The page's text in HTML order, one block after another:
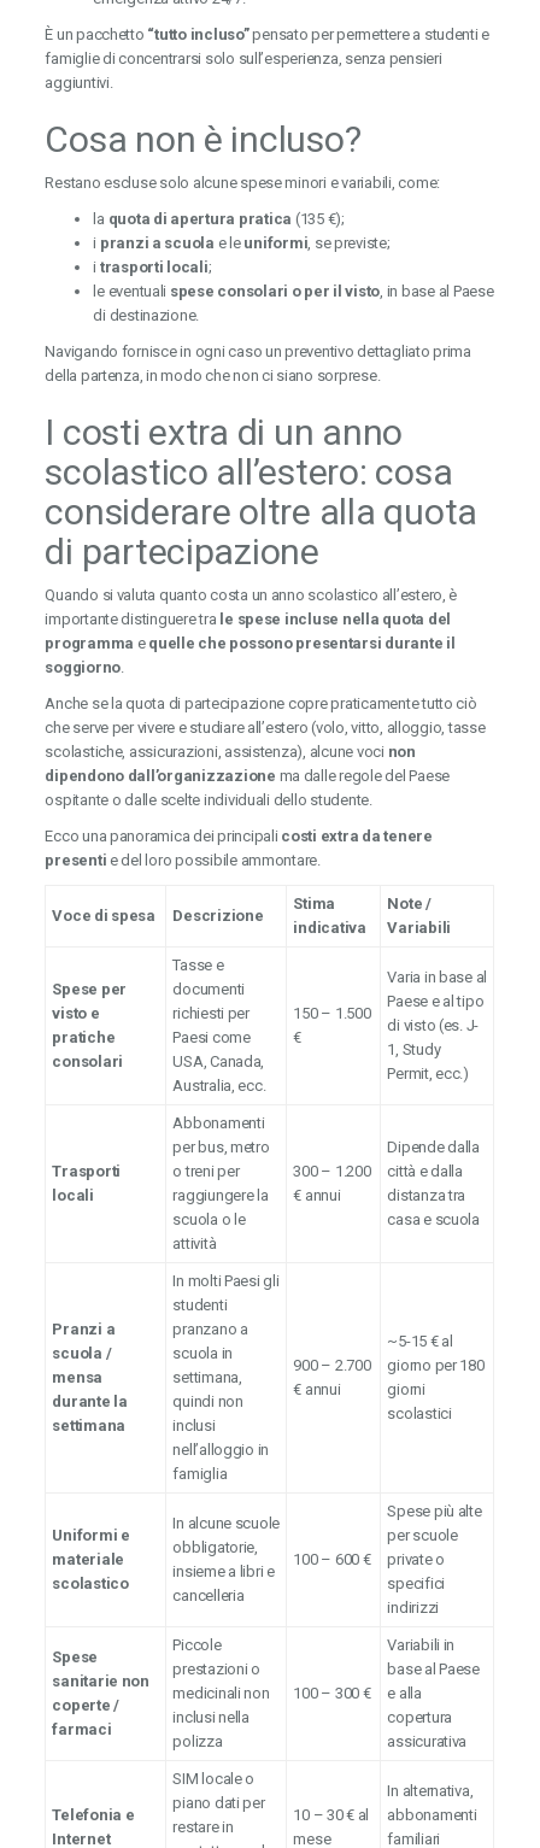
È un pacchetto “tutto incluso”pensato per permettere a studenti e
famiglie di concentrarsi solo sull’esperienza, senza pensieri
aggiuntivi.
Cosa non è incluso?
Restano escluse solo alcune spese minori e variabili, come:
la quota di apertura pratica (135 €);
i pranzi a scuola e le uniformi , se previste;
i trasporti locali;
le eventuali spese consolari o per il visto , in base al Paese
di destinazione.
Navigando fornisce in ogni caso un preventivo dettagliato prima
della partenza, in modo che non ci siano sorprese.
I costi extra di un anno
scolastico all’estero: cosa
considerare oltre alla quota
di partecipazione
Quando si valuta quanto costa un anno scolastico all’estero, è
importante distinguere tra le spese incluse nella quota del
programma e quelle che possono presentarsi durante il
soggiorno
Anche se la quota di partecipazione copre praticamente tutto ciò
che serve per vivere e studiare all’estero (volo, vitto, alloggio, tasse
scolastiche, assicurazioni, assistenza), alcune voci non
dipendono dall’organizzazione ma dalle regole del Paese
ospitante o dalle scelte individuali dello studente.
Ecco una panoramica dei principali costi extra da tenere
presenti e del loro possibile ammontare.
Voce di spesa Descrizione
Stima
indicativa
Note /
Variabili
Spese per
visto e
pratiche
consolari
Tasse e
documenti
richiesti per
Paesi come
USA, Canada,
Australia, ecc.
150 – 1.500
€
Varia in base al
Paese e al tipo
di visto (es. J-
1, Study
Permit, ecc.)
Trasporti
locali
Abbonamenti
per bus, metro
o treni per
raggiungere la
scuola o le
attività
300 – 1.200
€ annui
Dipende dalla
città e dalla
distanza tra
casa e scuola
Pranzi a
scuola /
mensa
durante la
settimana
In molti Paesi gli
studenti
pranzano a
scuola in
settimana,
quindi non
inclusi
nell’alloggio in
famiglia
900 – 2.700
€ annui
~5-15 € al
giorno per 180
giorni
scolastici
Uniformi e
materiale
scolastico
In alcune scuole
obbligatorie,
insieme a libri e
cancelleria
100 – 600 €
Spese più alte
per scuole
private o
specifici
indirizzi
Spese
sanitarie non
coperte /
farmaci
Piccole
prestazioni o
medicinali non
inclusi nella
polizza
100 – 300 €
Variabili in
base al Paese
e alla
copertura
assicurativa
Telefonia e
Internet
SIM locale o
piano dati per
restare in
10 – 30 € al
mese
In alternativa,
abbonamenti
familiari